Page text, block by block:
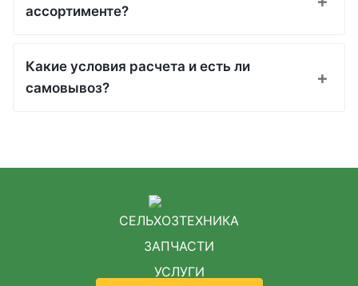
ассортименте?
Какие условия расчета и есть ли
самовывоз?
СЕЛЬХОЗТЕХНИКА
ЗАПЧАСТИ
УСЛУГИ